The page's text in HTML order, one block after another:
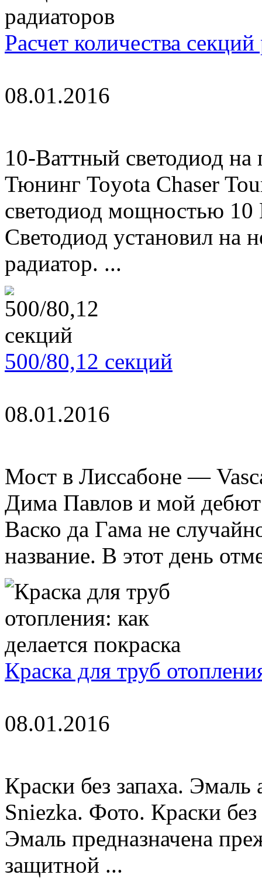
Расчет количества
08.01.2016
10-Ваттный светодиод
Тюнинг Toyota Chaser
светодиод мощностью 10
Светодиод установил
радиатор. ...
500/80,12 секций
08.01.2016
Мост в Лиссабоне —
Дима Павлов и мой
Васко да Гама не
название. В этот день
Краска для труб
08.01.2016
Краски без запаха. Эмаль
Sniezka. Фото. Краски без
Эмаль предназначена
защитной ...